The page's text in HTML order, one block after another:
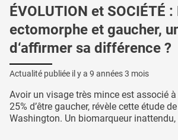
ÉVOLUTION et SOCIÉTÉ :
ectomorphe et gaucher,
d‘affirmer sa différence ?
Actualité publiée il y a 9 années 3 mois
Avoir un visage très mince est associé
25% d’être gaucher, révèle cette étude
Washington. Un biomarqueur inattendu,